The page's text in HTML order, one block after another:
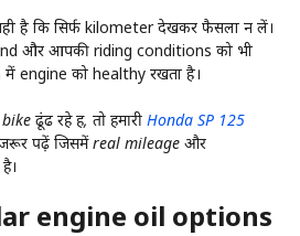
है कि सिर्फ kilometer देखकर फैसला न लें।
और आपकी riding conditions को भी
engine को healthy रखता है।
ढूंढ रहे हैं, तो हमारी Honda SP 125
पढ़ें जिसमें real mileage और
engine oil options